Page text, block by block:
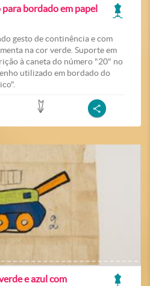
bordado em papel
gesto de continência e com
na cor verde. Suporte em
à caneta do número "20" no
utilizado em bordado do
e azul com